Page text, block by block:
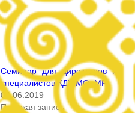
Семинар для директоров и
специалистов КДУ МО, МР
04.06.2019
Похожая запись